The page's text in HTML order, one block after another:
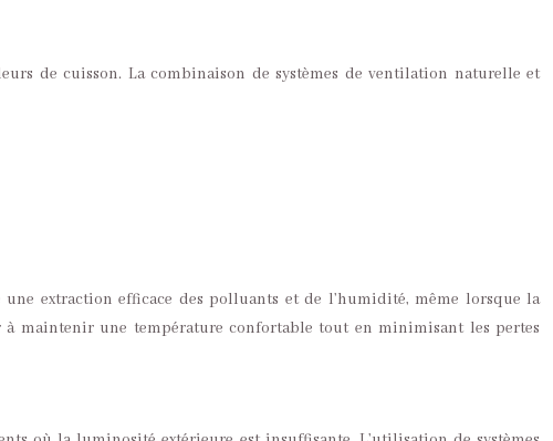
de cuisson. La combinaison de systèmes de ventilation naturelle et
extraction efficace des polluants et de l’humidité, même lorsque la
à maintenir une température confortable tout en minimisant les pertes